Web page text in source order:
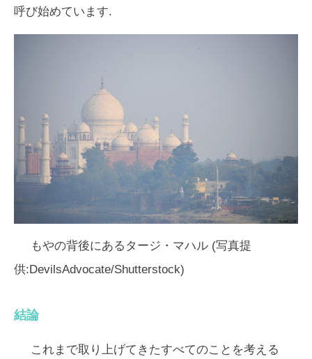
呼び始めています.
もやの背後にあるタージ・マハル (写真提
供:DevilsAdvocate/Shutterstock)
結論
これまで取り上げてきたすべてのことを考える